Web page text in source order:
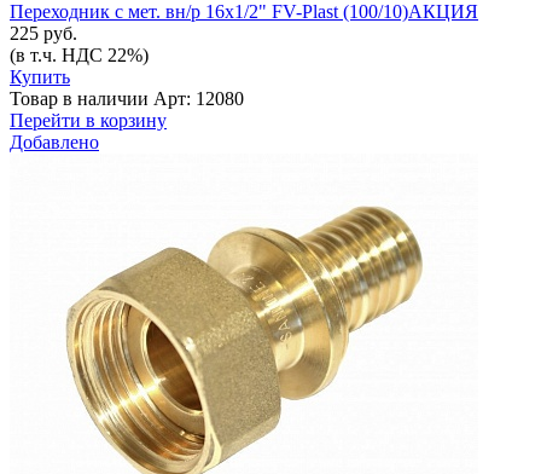
Переходник с мет. вн/р 16х1/2" FV-Plast (100/10)АКЦИЯ
225 руб.
(в т.ч. НДС 22%)
Купить
Товар в наличии Арт: 12080
Перейти в корзину
Добавлено